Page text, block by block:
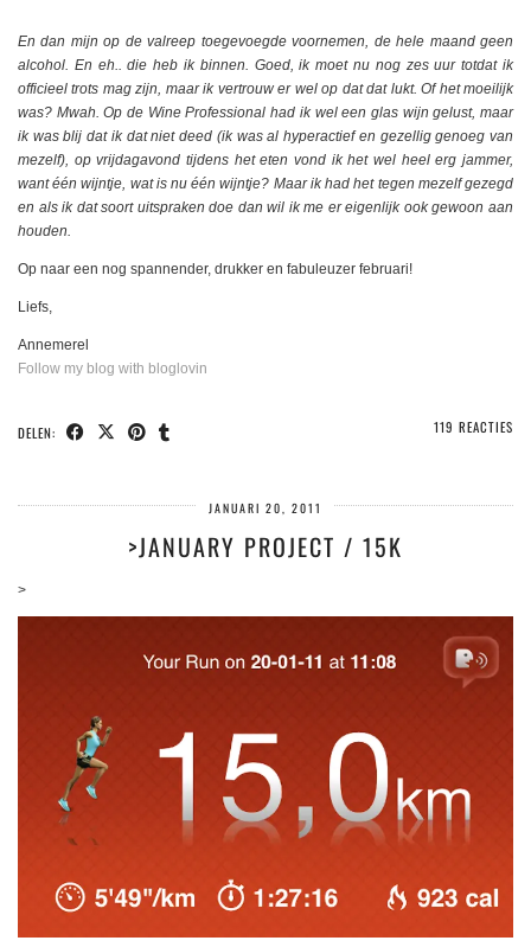
En dan mijn op de valreep toegevoegde voornemen, de hele maand geen
alcohol. En eh.. die heb ik binnen. Goed, ik moet nu nog zes uur totdat ik
officieel trots mag zijn, maar ik vertrouw er wel op dat dat lukt. Of het moeilijk
was? Mwah. Op de Wine Professional had ik wel een glas wijn gelust, maar
ik was blij dat ik dat niet deed (ik was al hyperactief en gezellig genoeg van
mezelf), op vrijdagavond tijdens het eten vond ik het wel heel erg jammer,
want één wijntje, wat is nu één wijntje? Maar ik had het tegen mezelf gezegd
en als ik dat soort uitspraken doe dan wil ik me er eigenlijk ook gewoon aan
houden.
Op naar een nog spannender, drukker en fabuleuzer februari!
Liefs,
Annemerel
Follow my blog with bloglovin
DELEN: 119 REACTIES
JANUARI 20, 2011
>JANUARY PROJECT / 15K
>